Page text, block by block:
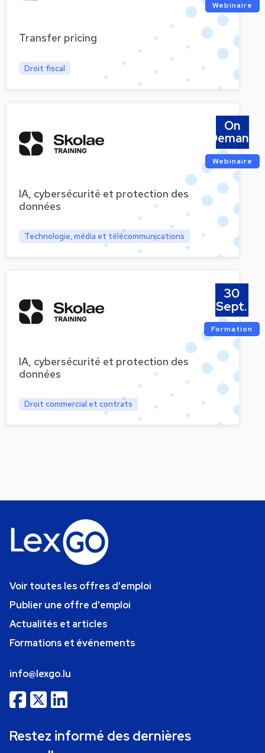
Transfer pricing
Droit fiscal
Webinaire
IA, cybersécurité et protection des
données
Technologie, média et télécommunications
On
Demand
Webinaire
IA, cybersécurité et protection des
données
Droit commercial et contrats
30
Sept.
Formation
Voir toutes les offres d'emploi
Publier une offre d'emploi
Actualités et articles
Formations et événements
info@lexgo.lu
Restez informé des dernières